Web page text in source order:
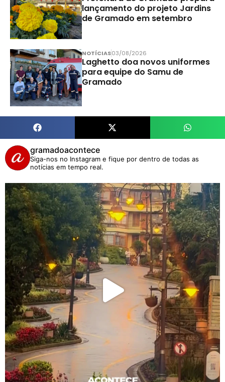
lançamento do projeto Jardins
de Gramado em setembro
NOTÍCIAS03/08/2026
Laghetto doa novos uniformes
para equipe do Samu de
Gramado
gramadoacontece
Siga-nos no Instagram e fique por dentro de todas as
notícias em tempo real.